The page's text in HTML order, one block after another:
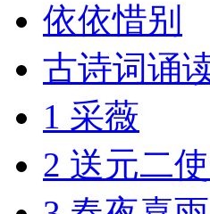
依依惜别
古诗词诵
1 采薇
2 送元二